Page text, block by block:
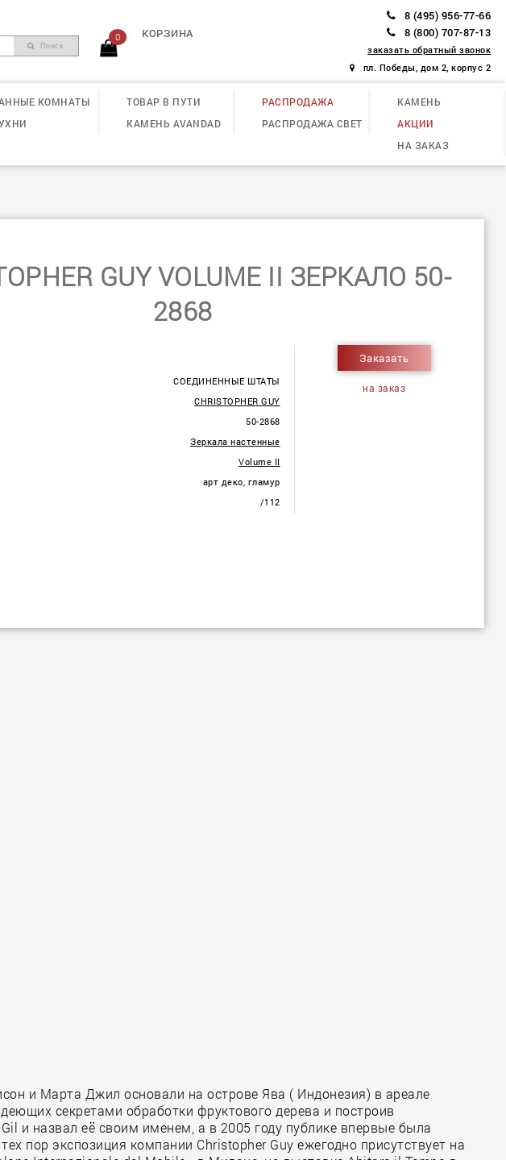
Поиск
0 КОРЗИНА
8 (495) 956-77-66
8 (800) 707-87-13
заказать обратный звонок
пл. Победы, дом 2, корпус 2
КОМНАТЫ
ТОВАР В ПУТИ
КАМЕНЬ AVANDAD
РАСПРОДАЖА
РАСПРОДАЖА СВЕТ
КАМЕНЬ
АКЦИИ
НА ЗАКАЗ
GUY VOLUME II ЗЕРКАЛО 50-
2868
СОЕДИНЕННЫЕ ШТАТЫ
CHRISTOPHER GUY
50-2868
Зеркала настенные
Volume II
арт деко, гламур
/112
Заказать
на заказ
и Марта Джил основали на острове Ява ( Индонезия) в ареале
секретами обработки фруктового дерева и построив
и назвал её своим именем, а в 2005 году публике впервые была
пор экспозиция компании Christopher Guy ежегодно присутствует на